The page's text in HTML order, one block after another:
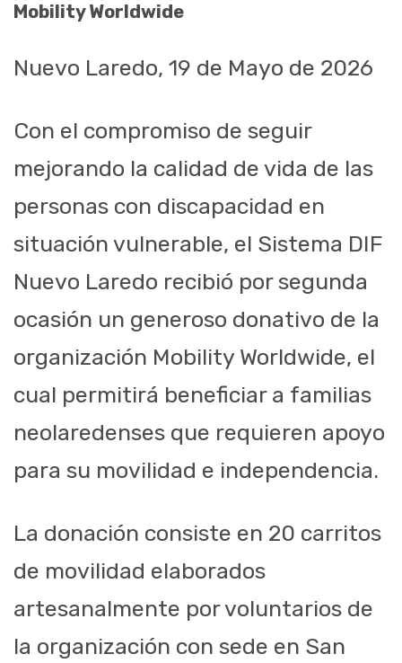
Mobility Worldwide
Nuevo Laredo, 19 de Mayo de 2026
Con el compromiso de seguir
mejorando la calidad de vida de las
personas con discapacidad en
situación vulnerable, el Sistema DIF
Nuevo Laredo recibió por segunda
ocasión un generoso donativo de la
organización Mobility Worldwide, el
cual permitirá beneficiar a familias
neolaredenses que requieren apoyo
para su movilidad e independencia.
La donación consiste en 20 carritos
de movilidad elaborados
artesanalmente por voluntarios de
la organización con sede en San